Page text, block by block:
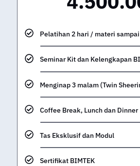
Pelatihan 2 hari / materi
Seminar Kit dan Kelengkapan
Menginap 3 malam (Twin
Coffee Break, Lunch dan Dinner
Tas Eksklusif dan Modul
Sertifikat BIMTEK